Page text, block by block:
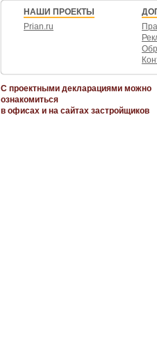
НАШИ ПРОЕКТЫ
Prian.ru
С проектными декларациями можно
ознакомиться
в офисах и на сайтах застройщиков